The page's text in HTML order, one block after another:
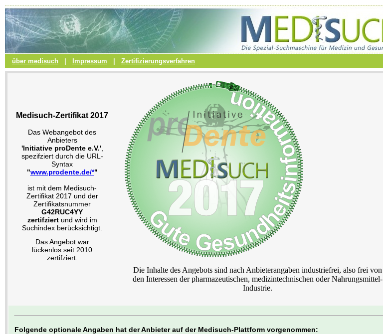
über medisuch Impressum Zertifizierungsverfahren
Medisuch-Zertifikat 2017
Das Webangebot des
Anbieters
'Initiative proDente e.V.',
spezifziert durch die URL-
Syntax
"www.prodente.de/*"
ist mit dem Medisuch-
Zertifikat 2017 und der
Zertifikatsnummer
G42RUC4YY
zertifziertund wird im
Suchindex berücksichtigt.
Das Angebot war
lückenlos seit 2010
zertifziert.
Die Inhalte des Angebots sind nach Anbieterangaben industriefrei, also frei von
den Interessen der pharmazeutischen, medizintechnischen oder Nahrungsmittel-
Industrie.
Folgende optionale Angaben hat der Anbieter auf der Medisuch-Plattform vorgenommen: